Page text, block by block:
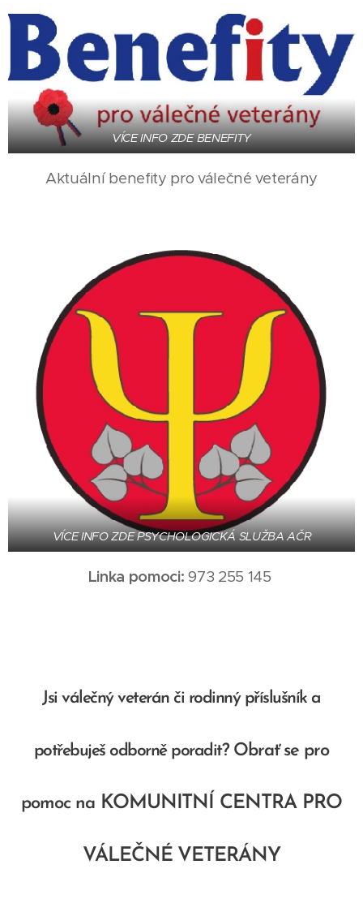
VÍCE INFO ZDE BENEFITY
Aktuální benefity pro válečné veterány
VÍCE INFO ZDE PSYCHOLOGICKÁ SLUŽBA AČR
Linka pomoci: 973 255 145
Jsi válečný veterán či rodinný příslušník a
potřebuješ odborně poradit? Obrať se pro
pomoc naKOMUNITNÍ CENTRA PRO
VÁLEČNÉ VETERÁNY